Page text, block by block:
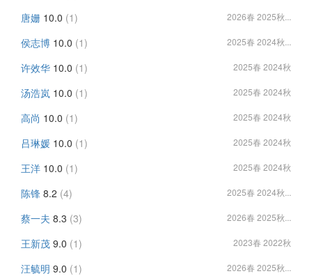
唐姗 10.0 (1) 2026春 2025秋...
侯志博 10.0 (1) 2025春 2024秋...
许效华 10.0 (1) 2025春 2024秋
汤浩岚 10.0 (1) 2025春 2024秋
高尚 10.0 (1) 2025春 2024秋
吕琳媛 10.0 (1) 2025春 2024秋
王洋 10.0 (1) 2025春 2024秋
陈锋 8.2 (4) 2025春 2024秋...
蔡一夫 8.3 (3) 2026春 2025秋...
王新茂 9.0 (1) 2023春 2022秋
汪毓明 9.0 (1) 2026春 2025秋...